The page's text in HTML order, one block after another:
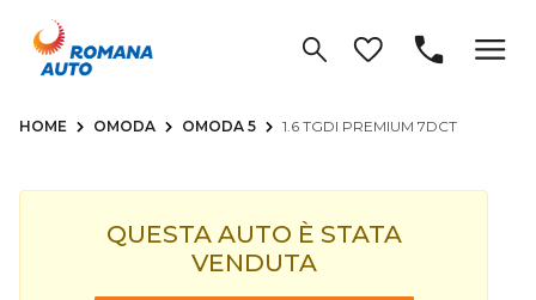
HOME OMODA OMODA 5 1.6 TGDI PREMIUM 7DCT
QUESTA AUTO È STATA
VENDUTA